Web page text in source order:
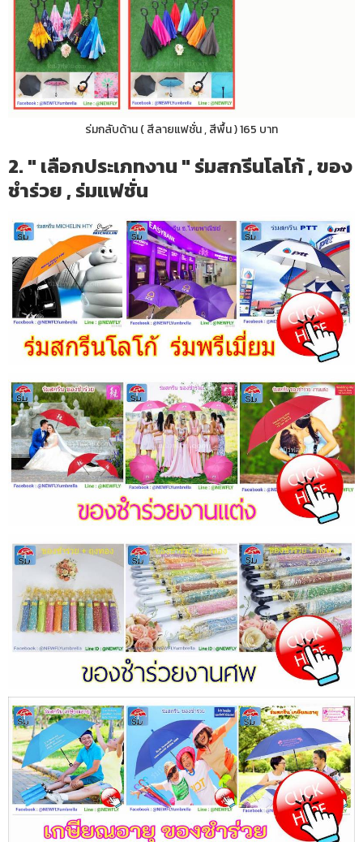
ร่มกลับด้าน ( สีลายแฟชั่น , สีพื้น ) 165 บาท
2. " เลือกประเภทงาน " ร่มสกรีนโลโก้ , ของ
ชำร่วย , ร่มแฟชั่น